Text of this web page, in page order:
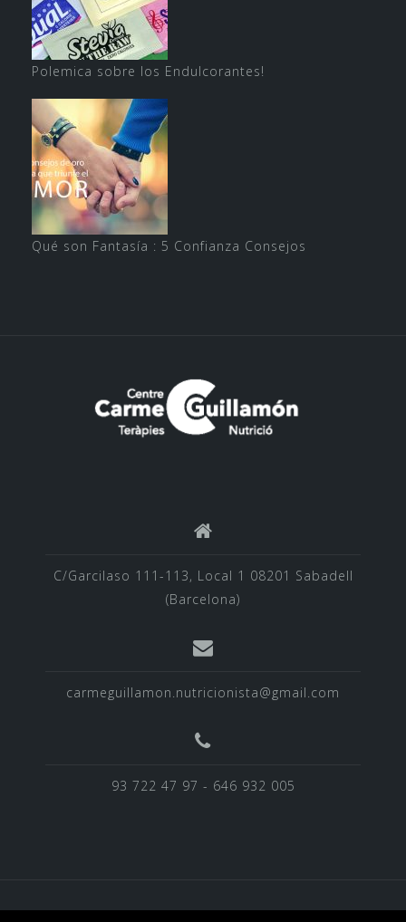
Polemica sobre los Endulcorantes!
Qué son Fantasía : 5 Confianza Consejos
C/Garcilaso 111-113, Local 1 08201 Sabadell
(Barcelona)
carmeguillamon.nutricionista@gmail.com
93 722 47 97 - 646 932 005